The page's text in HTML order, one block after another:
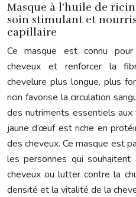
Masque à l’huile de
soin stimulant et
capillaire
Ce masque est connu
cheveux et renforcer la
chevelure plus longue, plus
ricin favorise la circulation
des nutriments essentiels
jaune d’œuf est riche en
des cheveux. Ce masque est
les personnes qui
cheveux ou lutter contre la
densité et la vitalité de la